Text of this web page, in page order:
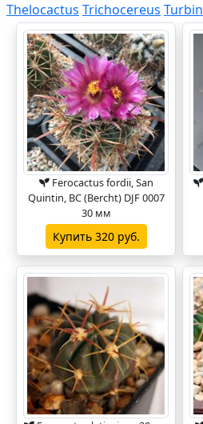
Thelocactus Trichocereus
Ferocactus fordii, San
Quintin, BC (Bercht) DJF 0007
30 мм
Купить 320 руб.